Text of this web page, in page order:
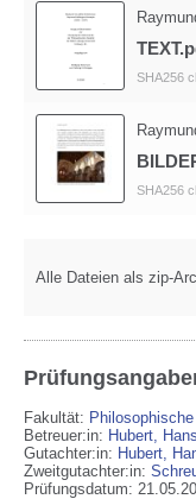
SHA256
SHA256
Alle Dateien als zip-
Fakultät:
Betreuer:in: Hubert,
Gutachter:in: Hubert,
Zweitgutachter:in:
Prüfungsdatum: